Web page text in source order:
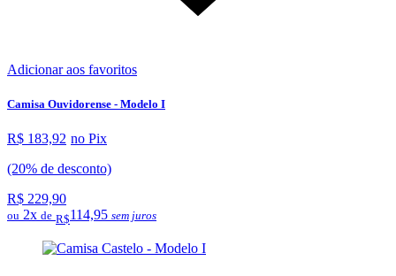
Adicionar aos favoritos
Camisa Ouvidorense - Modelo I
R$ 183,92 no Pix
(20% de desconto)
R$ 229,90
ou 2x de R$114,95 sem juros